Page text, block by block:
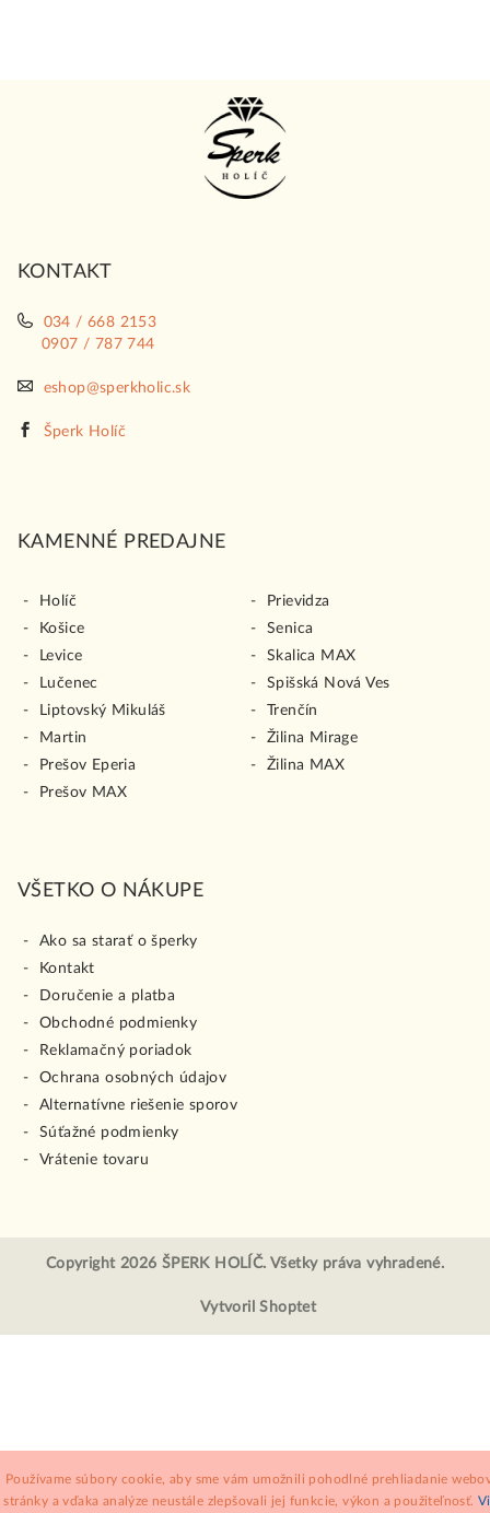
Používame súbory cookie, aby sme vám umožnili pohodlné prehliadanie
stránky a vďaka analýze neustále zlepšovali jej funkcie, výkon a použiteľnosť.
KONTAKT
034 / 668 2153
0907 / 787 744
eshop@sperkholic.sk
Šperk Holíč
KAMENNÉ PREDAJNE
Holíč
Košice
Levice
Lučenec
Liptovský Mikuláš
Martin
Prešov Eperia
Prešov MAX
Prievidza
Senica
Skalica MAX
Spišská Nová Ves
Trenčín
Žilina Mirage
Žilina MAX
VŠETKO O NÁKUPE
Ako sa starať o šperky
Kontakt
Doručenie a platba
Obchodné podmienky
Reklamačný poriadok
Ochrana osobných údajov
Alternatívne riešenie sporov
Súťažné podmienky
Vrátenie tovaru
Copyright 2026 ŠPERK HOLÍČ. Všetky práva vyhradené.
Vytvoril Shoptet